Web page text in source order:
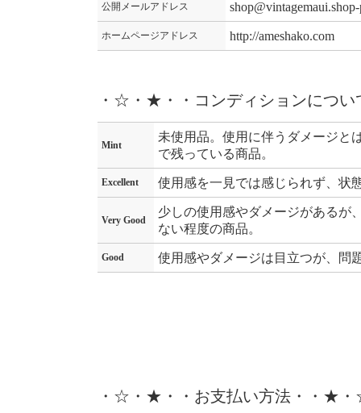
公開メールアドレス
ホームページアドレス http://ameshako.com
・☆・★・・コンディションにつ
Mint
未使用品。使用に伴うダメージと
で残っている商品。
Excellent 使用感を一見では感じられず、状
Very Good
少しの使用感やダメージがあるが
ない程度の商品。
Good 使用感やダメージは目立つが、問
・☆・★・・お支払い方法・・★